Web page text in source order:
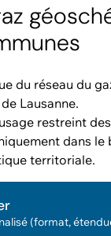
du réseau du
Lausanne.
restreint
dans
territoriale.
(format,